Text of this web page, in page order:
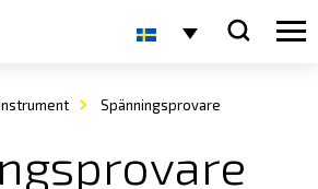
Spänningsprovare